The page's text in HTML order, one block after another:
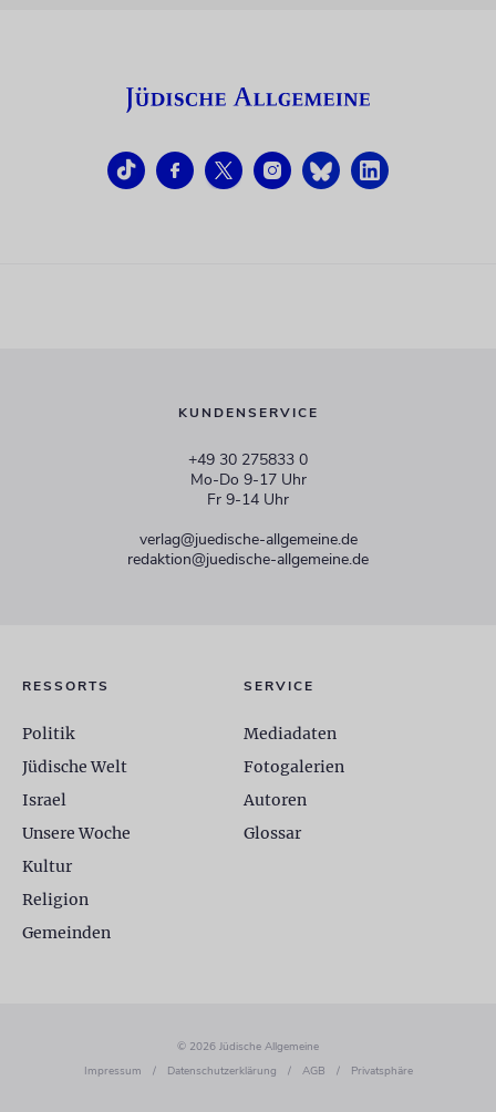
KUNDENSERVICE
+49 30 275833 0
Mo-Do 9-17 Uhr
Fr 9-14 Uhr
verlag@juedische-allgemeine.de
redaktion@juedische-allgemeine.de
RESSORTS
Politik
Jüdische Welt
Israel
Unsere Woche
Kultur
Religion
Gemeinden
SERVICE
Mediadaten
Fotogalerien
Autoren
Glossar
© 2026 Jüdische Allgemeine
Impressum
/ Datenschutzerklärung / AGB / Privatsphäre